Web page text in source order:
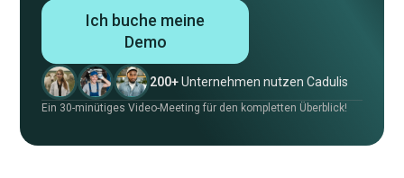
Ich buche meine
Demo
200+Unternehmen nutzen Cadulis
Ein 30-minütiges Video-Meeting für den kompletten Überblick!